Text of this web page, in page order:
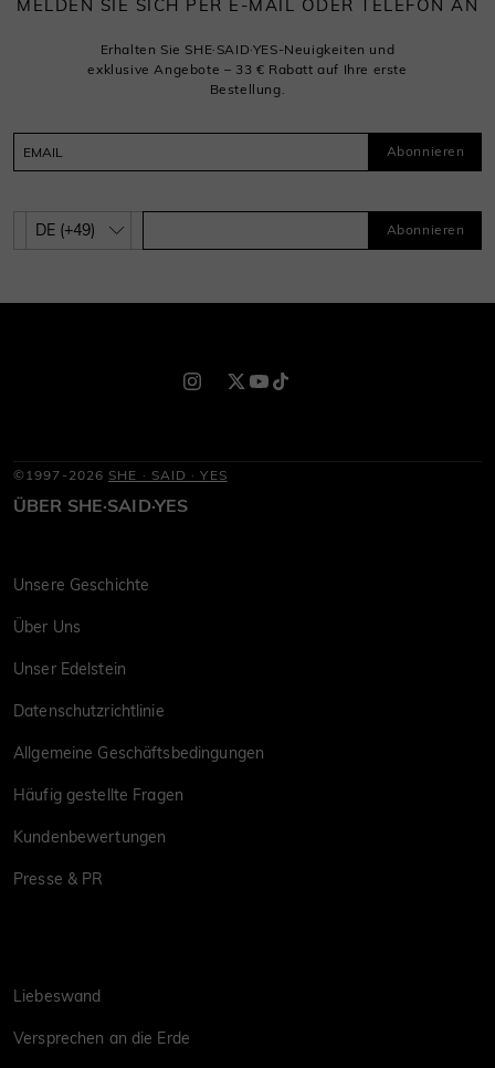
MELDEN SIE SICH PER E-MAIL ODER TELEFON AN
Erhalten Sie SHE·SAID·YES-Neuigkeiten und
exklusive Angebote – 33 € Rabatt auf Ihre erste
Bestellung.
Abonnieren
Abonnieren
©1997-2026 SHE · SAID · YES
ÜBER SHE·SAID·YES
Unsere Geschichte
Über Uns
Unser Edelstein
Datenschutzrichtlinie
Allgemeine Geschäftsbedingungen
Häufig gestellte Fragen
Kundenbewertungen
Presse & PR
Liebeswand
Versprechen an die Erde